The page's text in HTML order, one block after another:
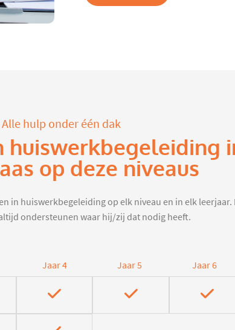
Alle hulp onder één dak
huiswerkbegeleiding
op deze niveaus
in huiswerkbegeleiding op elk niveau en in elk
ondersteunen waar hij/zij dat nodig heeft.
Jaar 4 Jaar 5 Jaar 6